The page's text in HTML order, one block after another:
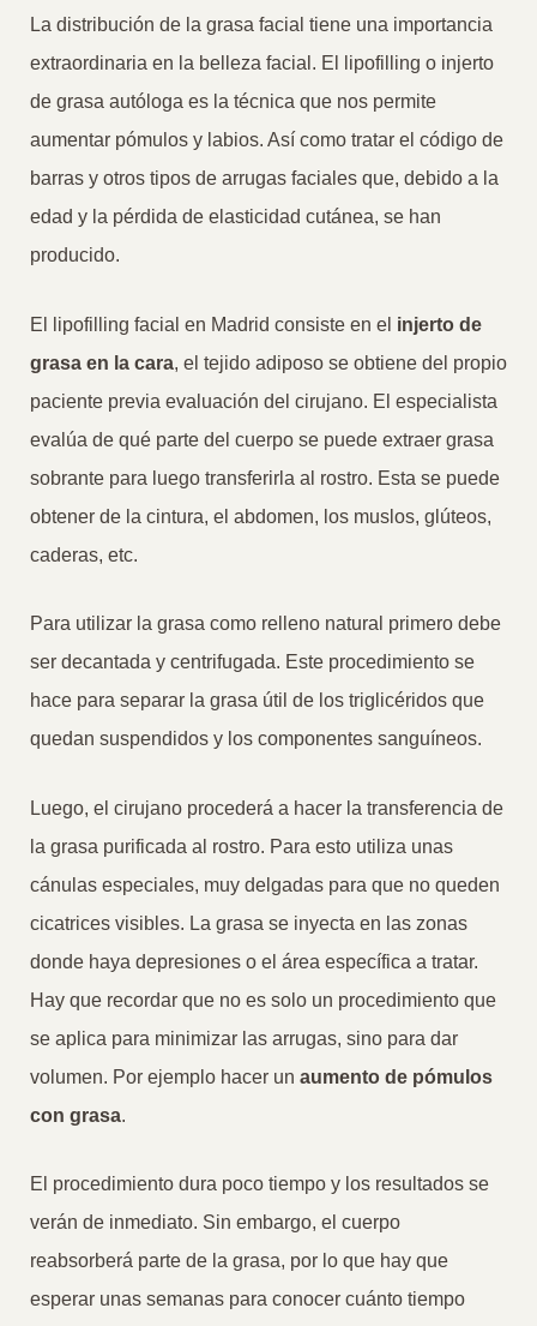
La distribución de la grasa facial tiene una importancia
extraordinaria en la belleza facial. El lipofilling o injerto
de grasa autóloga es la técnica que nos permite
aumentar pómulos y labios. Así como tratar el código de
barras y otros tipos de arrugas faciales que, debido a la
edad y la pérdida de elasticidad cutánea, se han
producido.
El lipofilling facial en Madrid consiste en el injerto de
grasa en la cara, el tejido adiposo se obtiene del propio
paciente previa evaluación del cirujano. El especialista
evalúa de qué parte del cuerpo se puede extraer grasa
sobrante para luego transferirla al rostro. Esta se puede
obtener de la cintura, el abdomen, los muslos, glúteos,
caderas, etc.
Para utilizar la grasa como relleno natural primero debe
ser decantada y centrifugada. Este procedimiento se
hace para separar la grasa útil de los triglicéridos que
quedan suspendidos y los componentes sanguíneos.
Luego, el cirujano procederá a hacer la transferencia de
la grasa purificada al rostro. Para esto utiliza unas
cánulas especiales, muy delgadas para que no queden
cicatrices visibles. La grasa se inyecta en las zonas
donde haya depresiones o el área específica a tratar.
Hay que recordar que no es solo un procedimiento que
se aplica para minimizar las arrugas, sino para dar
volumen. Por ejemplo hacer un aumento de pómulos
con grasa.
El procedimiento dura poco tiempo y los resultados se
verán de inmediato. Sin embargo, el cuerpo
reabsorberá parte de la grasa, por lo que hay que
esperar unas semanas para conocer cuánto tiempo